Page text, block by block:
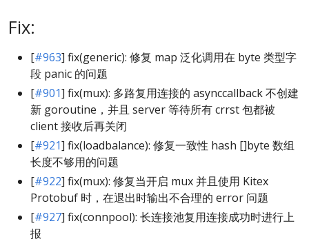
Fix:
[#963] fix(generic): 修复 map 泛化调用在 byte 类型字
段 panic 的问题
[#901] fix(mux): 多路复用连接的 asynccallback 不创建
新 goroutine，并且 server 等待所有 crrst 包都被
client 接收后再关闭
[#921] fix(loadbalance): 修复一致性 hash []byte 数组
长度不够用的问题
[#922] fix(mux): 修复当开启 mux 并且使用 Kitex
Protobuf 时，在退出时输出不合理的 error 问题
[#927] fix(connpool): 长连接池复用连接成功时进行上
报